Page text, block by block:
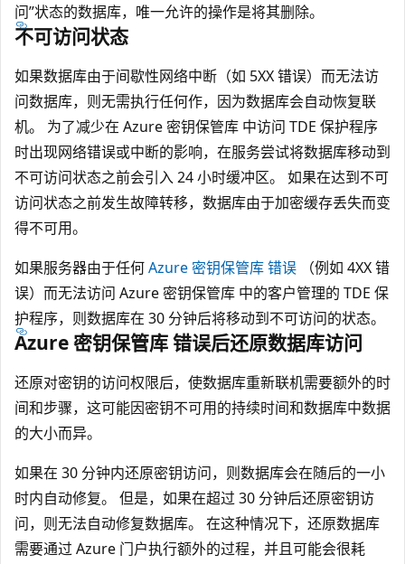
问”状态的数据库，唯一允许的操作是将其删除。
不可访问状态
如果数据库由于间歇性网络中断（如 5XX 错误）而无法访
问数据库，则无需执行任何作，因为数据库会自动恢复联
机。 为了减少在 Azure 密钥保管库 中访问 TDE 保护程序
时出现网络错误或中断的影响，在服务尝试将数据库移动到
不可访问状态之前会引入 24 小时缓冲区。 如果在达到不可
访问状态之前发生故障转移，数据库由于加密缓存丢失而变
得不可用。
如果服务器由于任何Azure 密钥保管库 错误 （例如 4XX 错
误）而无法访问 Azure 密钥保管库 中的客户管理的 TDE 保
护程序，则数据库在 30 分钟后将移动到不可访问的状态。
Azure 密钥保管库 错误后还原数据库访问
还原对密钥的访问权限后，使数据库重新联机需要额外的时
间和步骤，这可能因密钥不可用的持续时间和数据库中数据
的大小而异。
如果在 30 分钟内还原密钥访问，则数据库会在随后的一小
时内自动修复。 但是，如果在超过 30 分钟后还原密钥访
问，则无法自动修复数据库。 在这种情况下，还原数据库
需要通过 Azure 门户执行额外的过程，并且可能会很耗